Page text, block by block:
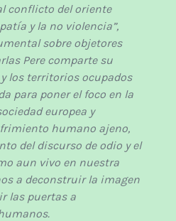
conflicto del oriente
y la no violencia”,
sobre objetores
Pere comparte su
los territorios ocupados
para poner el foco en la
europea y
humano ajeno,
del discurso de odio y el
aun vivo en nuestra
a deconstruir la imagen
las puertas a